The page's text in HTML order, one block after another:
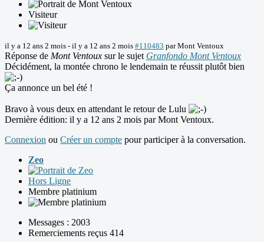
Visiteur
il y a 12 ans 2 mois - il y a 12 ans 2 mois #110483 parMont Ventoux
Réponse de Mont Ventoux sur le sujet Granfondo Mont Ventoux
Décidément, la montée chrono le lendemain te réussit plutôt bien
Ça annonce un bel été !
Bravo à vous deux en attendant le retour de Lulu
Dernière édition: il y a 12 ans 2 mois parMont Ventoux.
Connexion ou Créer un compte pour participer à la conversation.
Zeo
Hors Ligne
Membre platinium
Messages : 2003
Remerciements reçus 414